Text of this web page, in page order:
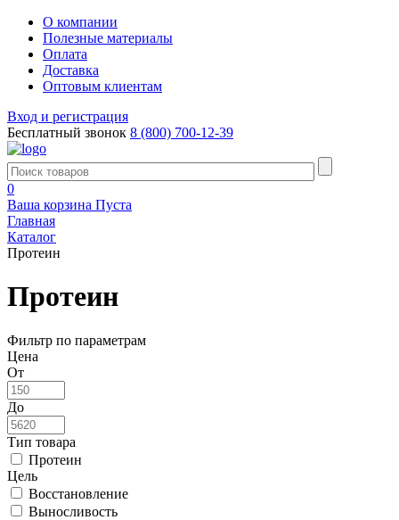
О компании
Полезные материалы
Оплата
Доставка
Оптовым клиентам
Вход и регистрация
Бесплатный звонок 8 (800) 700-12-39
0
Ваша корзина Пуста
Главная
Каталог
Протеин
Протеин
Фильтр по параметрам
Цена
От
До
Тип товара
Протеин
Цель
Восстановление
Выносливость